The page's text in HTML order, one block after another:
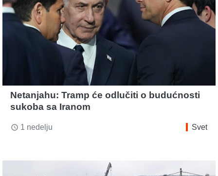
Netanjahu: Tramp će odlučiti o budućnosti
sukoba sa Iranom
access_time 1 nedelju Svet